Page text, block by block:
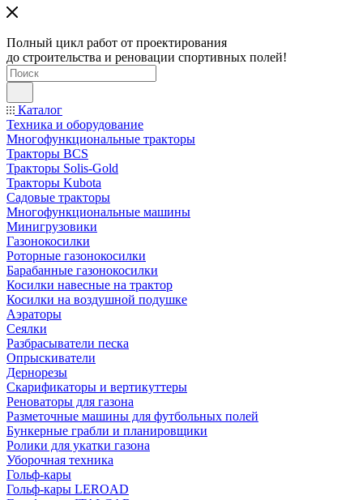
Полный цикл работ от проектирования
до строительства и реновации спортивных полей!
Каталог
Техника и оборудование
Многофункциональные тракторы
Тракторы BCS
Тракторы Solis-Gold
Тракторы Kubota
Садовые тракторы
Многофункциональные машины
Минигрузовики
Газонокосилки
Роторные газонокосилки
Барабанные газонокосилки
Косилки навесные на трактор
Косилки на воздушной подушке
Аэраторы
Сеялки
Разбрасыватели песка
Опрыскиватели
Дернорезы
Скарификаторы и вертикуттеры
Реноваторы для газона
Разметочные машины для футбольных полей
Бункерные грабли и планировщики
Ролики для укатки газона
Уборочная техника
Гольф-кары
Гольф-кары LEROAD